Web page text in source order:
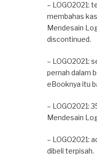
– LOGO2021:
membahas
Mendesain
discontinued.
– LOGO2021:
pernah dalam
eBooknya itu
– LOGO2021:
Mendesain
– LOGO2021:
dibeli terpisah.